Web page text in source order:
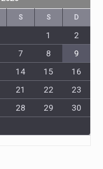
S S D
1
2
7 8
9
14 15
16
21 22
23
28 29
30